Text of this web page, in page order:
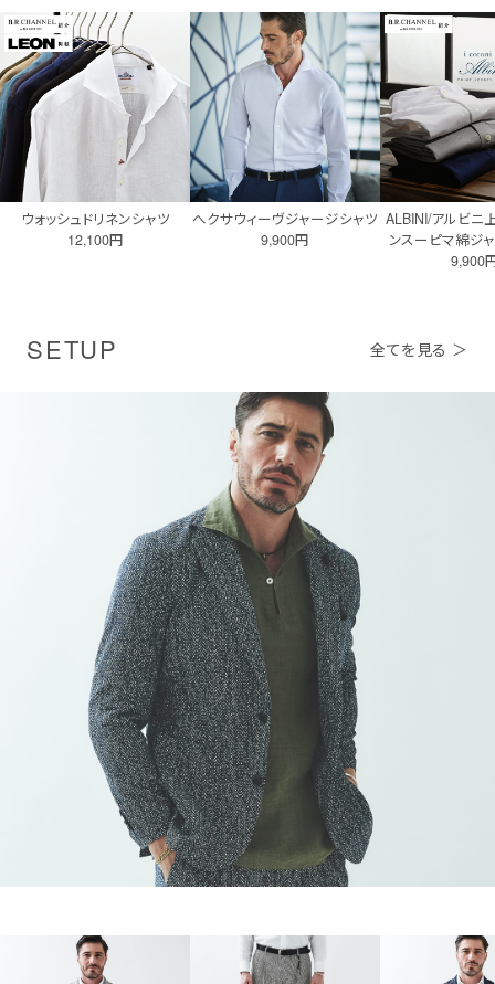
ウォッシュドリネンシャツ
12,100円
へクサウィーヴジャージシャツ
9,900円
ALBINI/アルビニ
ンスーピマ綿ジ
9,900
SETUP 全てを見る ＞